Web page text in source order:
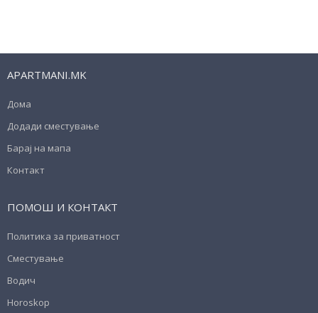
APARTMANI.MK
Дома
Додади сместување
Барај на мапа
Контакт
ПОМОШ И КОНТАКТ
Политика за приватност
Сместување
Водич
Horoskop